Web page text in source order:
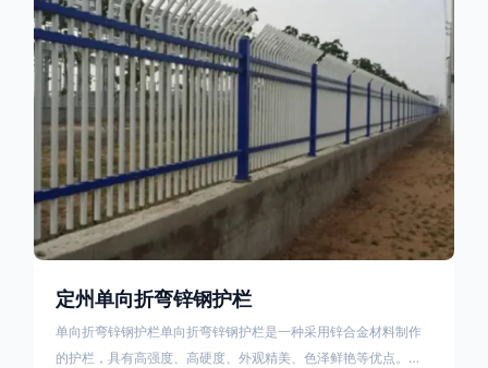
定州单向折弯锌钢护栏
单向折弯锌钢护栏单向折弯锌钢护栏是一种采用锌合金材料制作
的护栏，具有高强度、高硬度、外观精美、色泽鲜艳等优点。该